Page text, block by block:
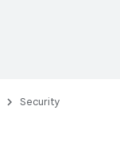
Security